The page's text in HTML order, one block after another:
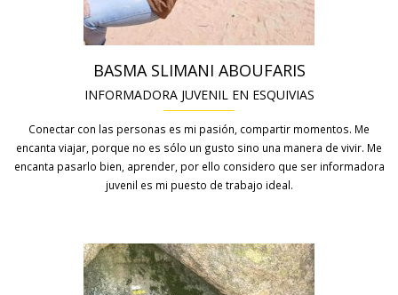
BASMA SLIMANI ABOUFARIS
INFORMADORA JUVENIL EN ESQUIVIAS
Conectar con las personas es mi pasión, compartir momentos. Me
encanta viajar, porque no es sólo un gusto sino una manera de vivir. Me
encanta pasarlo bien, aprender, por ello considero que ser informadora
juvenil es mi puesto de trabajo ideal.